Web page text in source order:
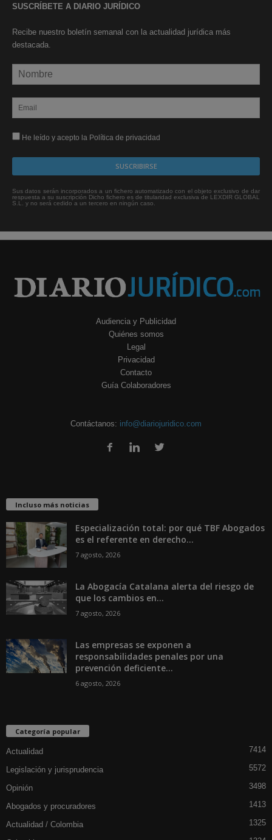
SUSCRÍBETE A DIARIO JURÍDICO
Recibe nuestro boletín semanal con la actualidad jurídica más
destacada.
He leído y acepto la Política de privacidad
Sus datos serán incorporados a un fichero automatizado con el objeto exclusivo de dar
respuesta a su suscripción Dicho fichero es de titularidad exclusiva de LEXDIR GLOBAL
S.L. y no será cedido a un tercero en ningún caso.
Audiencia y Publicidad
Quiénes somos
Legal
Privacidad
Contacto
Guía Colaboradores
Contáctanos: info@diariojuridico.com
Incluso más noticias
Especialización total: por qué TBF Abogados
es el referente en derecho...
7 agosto, 2026
La Abogacía Catalana alerta del riesgo de
que los cambios en...
7 agosto, 2026
Las empresas se exponen a
responsabilidades penales por una
prevención deficiente...
6 agosto, 2026
Categoría popular
Actualidad 7414
Legislación y jurisprudencia 5572
Opinión 3498
Abogados y procuradores 1413
Actualidad / Colombia 1325